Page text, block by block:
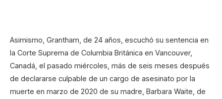
Asimismo, Grantham, de 24 años, escuchó su sentencia en
la Corte Suprema de Columbia Británica en Vancouver,
Canadá, el pasado miércoles, más de seis meses después
de declararse culpable de un cargo de asesinato por la
muerte en marzo de 2020 de su madre, Barbara Waite, de